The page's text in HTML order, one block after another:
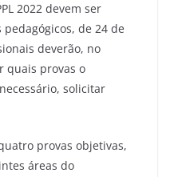
2022 devem ser
de 24 de
deverão, no
quais provas o
solicitar
provas objetivas,
áreas do